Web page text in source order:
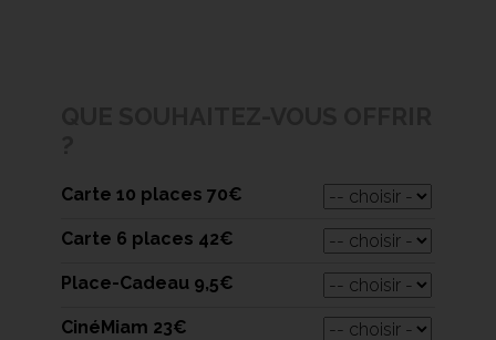
Carte 10 places 70€
Carte 6 places 42€
Place-Cadeau 9,5€
CinéMiam 23€